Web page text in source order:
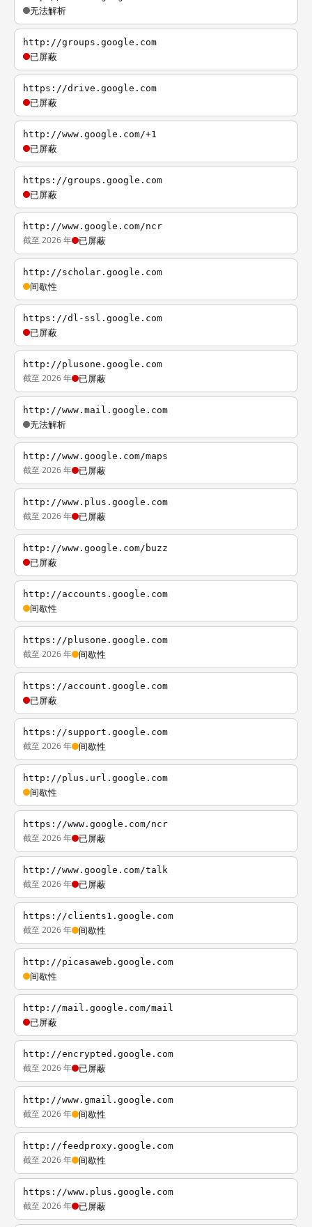
无法解析
http://groups.google.com
已屏蔽
https://drive.google.com
已屏蔽
http://www.google.com/+1
已屏蔽
https://groups.google.com
已屏蔽
http://www.google.com/ncr
截至 2026 年 已屏蔽
http://scholar.google.com
间歇性
https://dl-ssl.google.com
已屏蔽
http://plusone.google.com
截至 2026 年 已屏蔽
http://www.mail.google.com
无法解析
http://www.google.com/maps
截至 2026 年 已屏蔽
http://www.plus.google.com
截至 2026 年 已屏蔽
http://www.google.com/buzz
已屏蔽
http://accounts.google.com
间歇性
https://plusone.google.com
截至 2026 年 间歇性
https://account.google.com
已屏蔽
https://support.google.com
截至 2026 年 间歇性
http://plus.url.google.com
间歇性
https://www.google.com/ncr
截至 2026 年 已屏蔽
http://www.google.com/talk
截至 2026 年 已屏蔽
https://clients1.google.com
截至 2026 年 间歇性
http://picasaweb.google.com
间歇性
http://mail.google.com/mail
已屏蔽
http://encrypted.google.com
截至 2026 年 已屏蔽
http://www.gmail.google.com
截至 2026 年 间歇性
http://feedproxy.google.com
截至 2026 年 间歇性
https://www.plus.google.com
截至 2026 年 已屏蔽